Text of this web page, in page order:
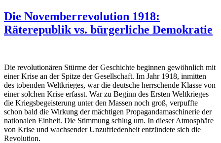
Die Novemberrevolution 1918:
Räterepublik vs. bürgerliche Demokratie
Die revolutionären Stürme der Geschichte beginnen gewöhnlich mit
einer Krise an der Spitze der Gesellschaft. Im Jahr 1918, inmitten
des tobenden Weltkrieges, war die deutsche herrschende Klasse von
einer solchen Krise erfasst. War zu Beginn des Ersten Weltkrieges
die Kriegsbegeisterung unter den Massen noch groß, verpuffte
schon bald die Wirkung der mächtigen Propagandamaschinerie der
nationalen Einheit. Die Stimmung schlug um. In dieser Atmosphäre
von Krise und wachsender Unzufriedenheit entzündete sich die
Revolution.